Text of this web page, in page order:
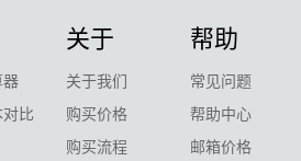
器
比
关于
关于我们
购买价格
购买流程
帮助
常见问题
帮助中心
邮箱价格